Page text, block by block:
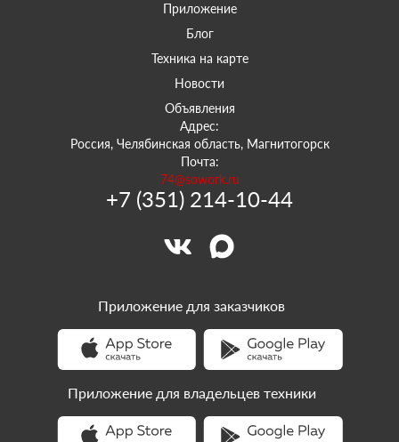
Приложение
Блог
Техника на карте
Новости
Объявления
Адрес:
Россия, Челябинская область, Магнитогорск
Почта:
74@sowork.ru
+7 (351) 214-10-44
Приложение для заказчиков
Приложение для владельцев техники